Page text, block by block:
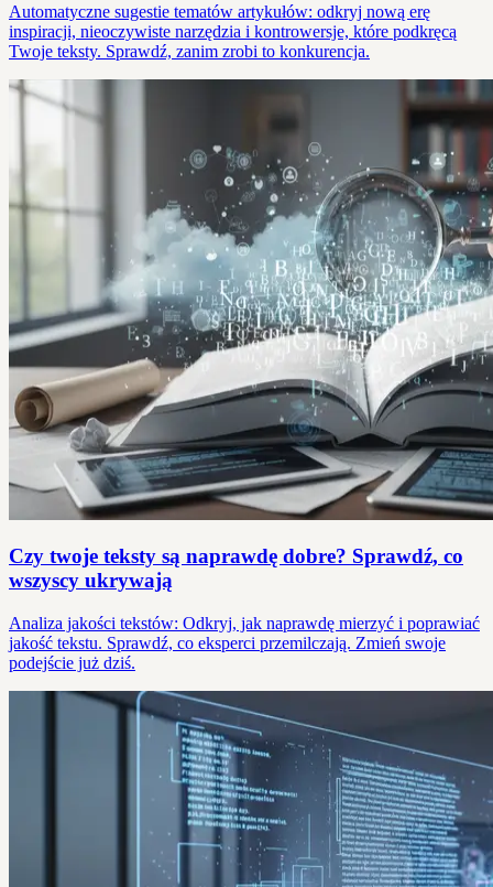
Automatyczne sugestie tematów artykułów: odkryj nową erę
inspiracji, nieoczywiste narzędzia i kontrowersje, które podkręcą
Twoje teksty. Sprawdź, zanim zrobi to konkurencja.
Czy twoje teksty są naprawdę dobre? Sprawdź, co
wszyscy ukrywają
Analiza jakości tekstów: Odkryj, jak naprawdę mierzyć i poprawiać
jakość tekstu. Sprawdź, co eksperci przemilczają. Zmień swoje
podejście już dziś.